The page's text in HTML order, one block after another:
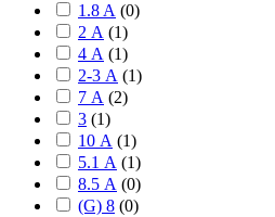
1.8 A (0)
2 А (1)
4 А (1)
2-3 А (1)
7 А (2)
3 (1)
10 А (1)
5.1 А (1)
8.5 А (0)
(G) 8 (0)